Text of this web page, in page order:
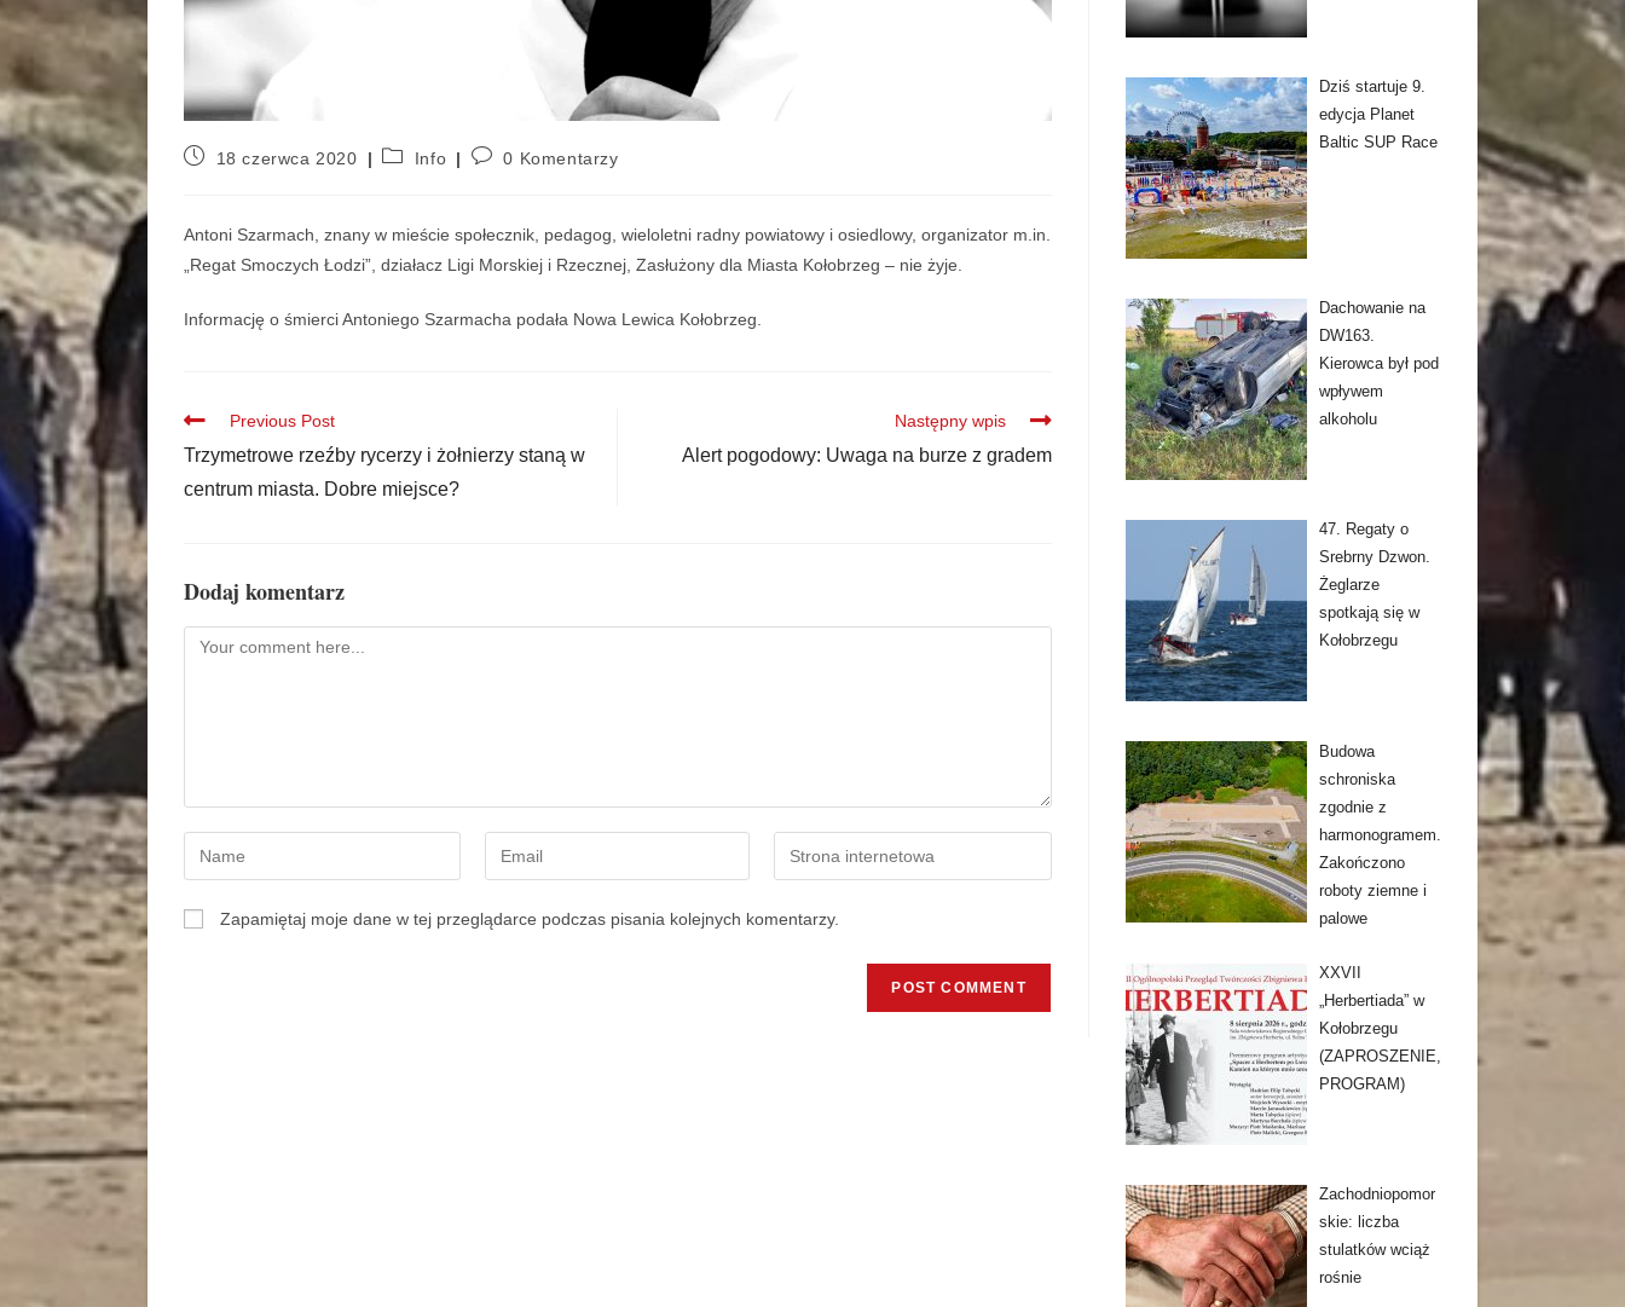
18 czerwca 2020 Info 0 Komentarzy
Antoni Szarmach, znany w mieście społecznik, pedagog, wieloletni radny powiatowy i osiedlowy, organizator m.in.
„Regat Smoczych Łodzi”, działacz Ligi Morskiej i Rzecznej, Zasłużony dla Miasta Kołobrzeg – nie żyje.
Informację o śmierci Antoniego Szarmacha podała Nowa Lewica Kołobrzeg.
Previous Post
Trzymetrowe rzeźby rycerzy i żołnierzy staną w
centrum miasta. Dobre miejsce?
Następny wpis
Alert pogodowy: Uwaga na burze z gradem
Dodaj komentarz
Zapamiętaj moje dane w tej przeglądarce podczas pisania kolejnych komentarzy.
Dziś startuje 9.
edycja Planet
Baltic SUP Race
Dachowanie na
DW163.
Kierowca był pod
wpływem
alkoholu
47. Regaty o
Srebrny Dzwon.
Żeglarze
spotkają się w
Kołobrzegu
Budowa
schroniska
zgodnie z
harmonogramem.
Zakończono
roboty ziemne i
palowe
XXVII
„Herbertiada” w
Kołobrzegu
(ZAPROSZENIE,
PROGRAM)
Zachodniopomor
skie: liczba
stulatków wciąż
rośnie